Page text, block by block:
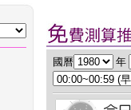
國曆 年